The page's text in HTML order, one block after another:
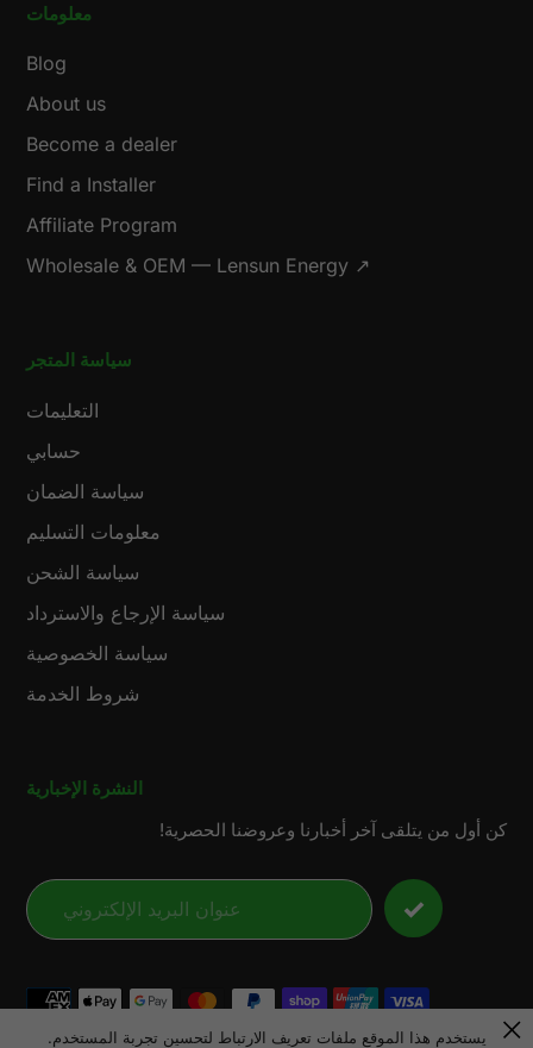
معلومات
Blog
About us
Become a dealer
Find a Installer
Affiliate Program
Wholesale & OEM — Lensun Energy ↗
سياسة المتجر
التعليمات
حسابي
سياسة الضمان
معلومات التسليم
سياسة الشحن
سياسة الإرجاع والاسترداد
سياسة الخصوصية
شروط الخدمة
النشرة الإخبارية
كن أول من يتلقى آخر أخبارنا وعروضنا الحصرية!
طرق
يستخدم هذا الموقع ملفات تعريف الارتباط لتحسين تجربة المستخدم.